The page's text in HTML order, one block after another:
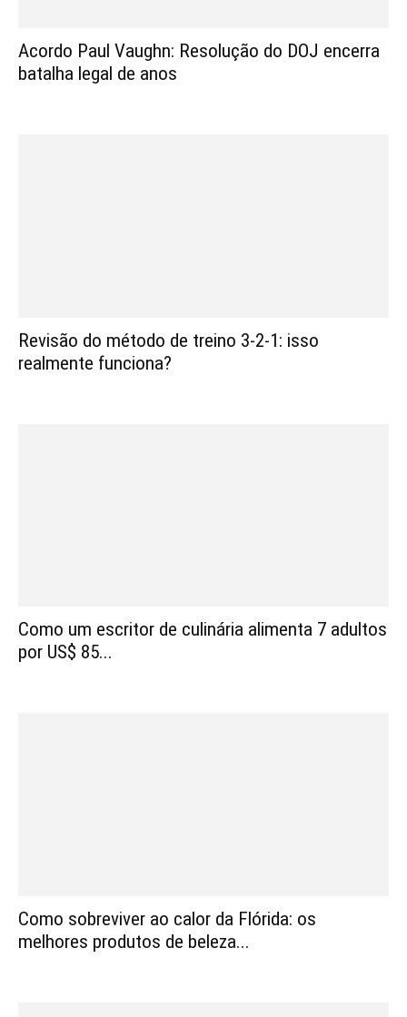
Acordo Paul Vaughn: Resolução do DOJ encerra
batalha legal de anos
Revisão do método de treino 3-2-1: isso
realmente funciona?
Como um escritor de culinária alimenta 7 adultos
por US$ 85...
Como sobreviver ao calor da Flórida: os
melhores produtos de beleza...